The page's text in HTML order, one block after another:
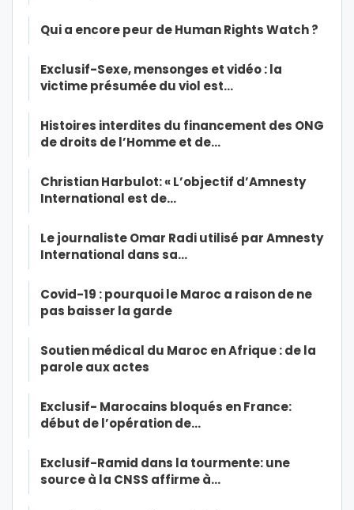
Qui a encore peur de Human Rights Watch ?
Exclusif-Sexe, mensonges et vidéo : la
victime présumée du viol est…
Histoires interdites du financement des ONG
de droits de l’Homme et de…
Christian Harbulot: « L’objectif d’Amnesty
International est de…
Le journaliste Omar Radi utilisé par Amnesty
International dans sa…
Covid-19 : pourquoi le Maroc a raison de ne
pas baisser la garde
Soutien médical du Maroc en Afrique : de la
parole aux actes
Exclusif- Marocains bloqués en France:
début de l’opération de…
Exclusif-Ramid dans la tourmente: une
source à la CNSS affirme à…